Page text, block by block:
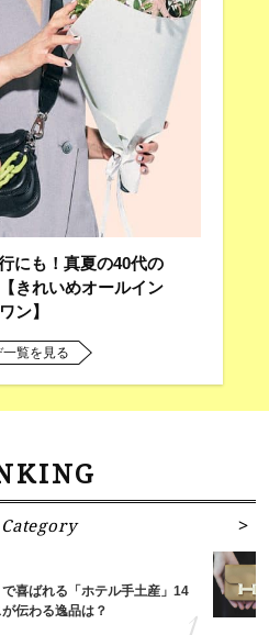
にも！真夏の40代の
きれいめオールイン
ワン】
一覧を見る
で喜ばれる「ホテル手土産」14
伝わる逸品は？